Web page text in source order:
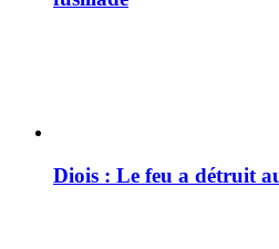
Diois : Le feu a détruit